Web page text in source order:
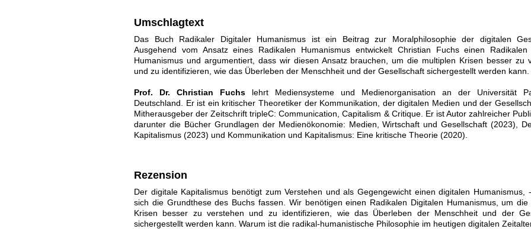
Umschlagtext
Das Buch Radikaler Digitaler Humanismus ist ein Beitrag zur Moralphilosophie der digitalen
Ausgehend vom Ansatz eines Radikalen Humanismus entwickelt Christian Fuchs einen Radikalen
Humanismus und argumentiert, dass wir diesen Ansatz brauchen, um die multiplen Krisen besser zu
und zu identifizieren, wie das Überleben der Menschheit und der Gesellschaft sichergestellt werden kann.
Prof. Dr. Christian Fuchs lehrt Mediensysteme und Medienorganisation an der Universität
Deutschland. Er ist ein kritischer Theoretiker der Kommunikation, der digitalen Medien und der
Mitherausgeber der Zeitschrift tripleC: Communication, Capitalism & Critique. Er ist Autor zahlreicher
darunter die Bücher Grundlagen der Medienökonomie: Medien, Wirtschaft und Gesellschaft (2023),
Kapitalismus (2023) und Kommunikation und Kapitalismus: Eine kritische Theorie (2020).
Rezension
Der digitale Kapitalismus benötigt zum Verstehen und als Gegengewicht einen digitalen Humanismus,
sich die Grundthese des Buchs fassen. Wir benötigen einen Radikalen Digitalen Humanismus, um die
Krisen besser zu verstehen und zu identifizieren, wie das Überleben der Menschheit und der
sichergestellt werden kann. Warum ist die radikal-humanistische Philosophie im heutigen digitalen